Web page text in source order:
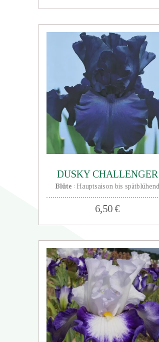
DUSKY CHALLENGER
6,50 €
Blüte : Hauptsaison bis spätblühend